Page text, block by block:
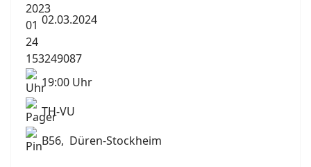
02.03.2024
19:00 Uhr
TH-VU
B56, Düren-Stockheim